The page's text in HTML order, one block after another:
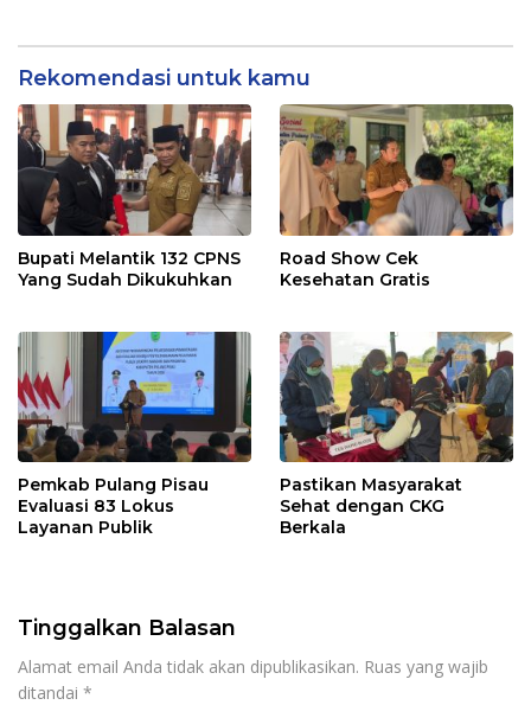
Rekomendasi untuk kamu
Bupati Melantik 132 CPNS
Yang Sudah Dikukuhkan
Road Show Cek
Kesehatan Gratis
Pemkab Pulang Pisau
Evaluasi 83 Lokus
Layanan Publik
Pastikan Masyarakat
Sehat dengan CKG
Berkala
Tinggalkan Balasan
Alamat email Anda tidak akan dipublikasikan. Ruas yang wajib
ditandai *